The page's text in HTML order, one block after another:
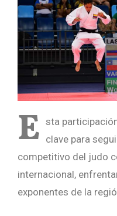
E sta
clave para
competitivo del judo
internacional,
exponentes de la